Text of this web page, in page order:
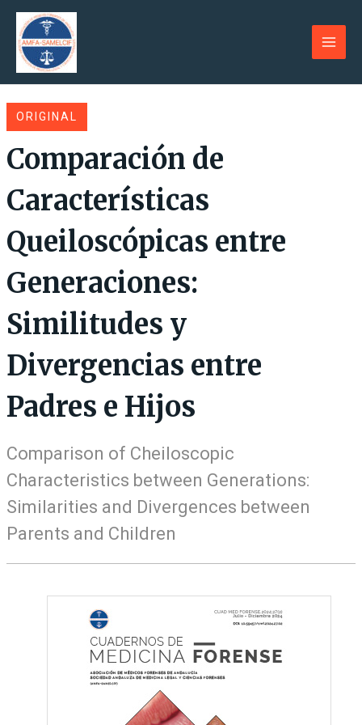
contenido
Main
ORIGINAL
Comparación de
Características
Queiloscópicas entre
Generaciones:
Similitudes y
Divergencias entre
Padres e Hijos
Comparison of Cheiloscopic
Characteristics between Generations:
Similarities and Divergences between
Parents and Children